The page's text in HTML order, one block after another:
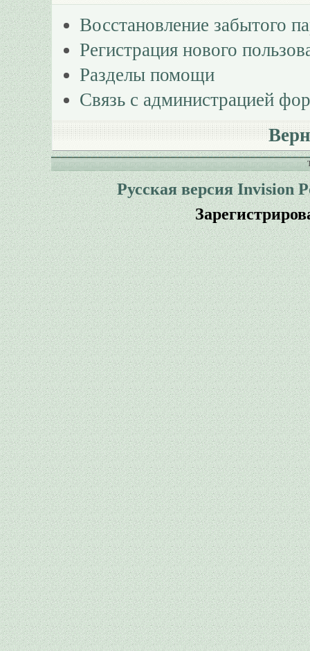
Восстановление забытого
Регистрация нового
Разделы помощи
Связь с администрацией
Русская версия Invision